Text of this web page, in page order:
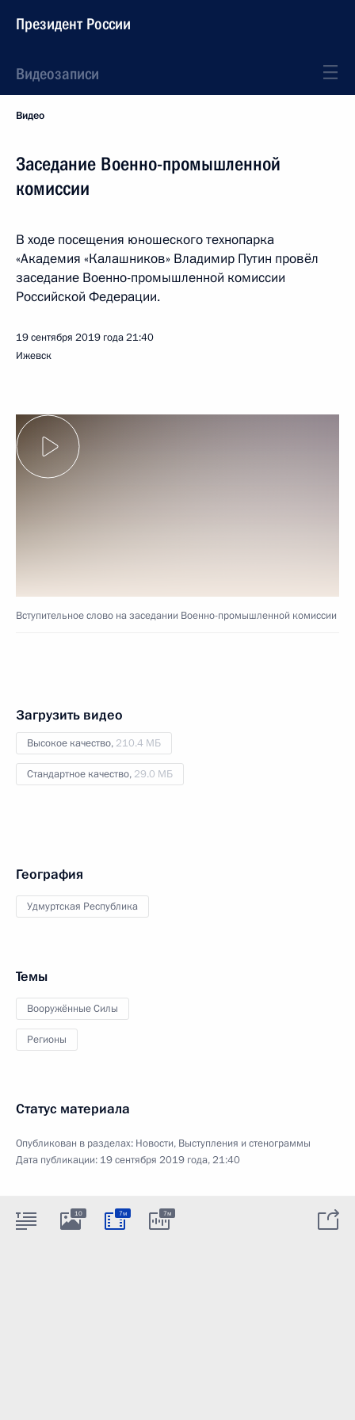
Президент России
Видеозаписи
Видео
Заседание Военно-промышленной
комиссии
В ходе посещения юношеского технопарка
«Академия «Калашников» Владимир Путин провёл
заседание Военно-промышленной комиссии
Российской Федерации.
19 сентября 2019 года21:40
Ижевск
Вступительное слово на заседании Военно-промышленной комиссии
Загрузить видео
Высокое качество, 210.4 МБ
Стандартное качество, 29.0 МБ
География
Удмуртская Республика
Темы
Вооружённые Силы
Регионы
Статус материала
Опубликован в разделах: Новости, Выступления и стенограммы
Дата публикации: 19 сентября 2019 года, 21:40
10 7м 7м